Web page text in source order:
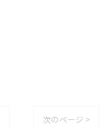
次のページ >